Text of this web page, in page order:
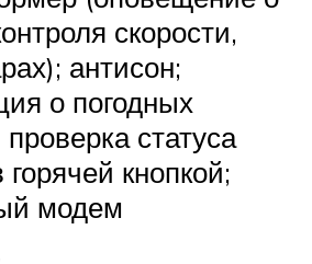
скорости,
антисон;
о погодных
статуса
горячей кнопкой;
модем